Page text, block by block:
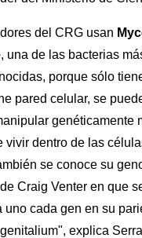
del CRG usan
, una de las bacterias
porque sólo
pared celular, se
genéticamente
vivir dentro de las
se conoce su
Craig Venter en que
uno cada gen en su
explica